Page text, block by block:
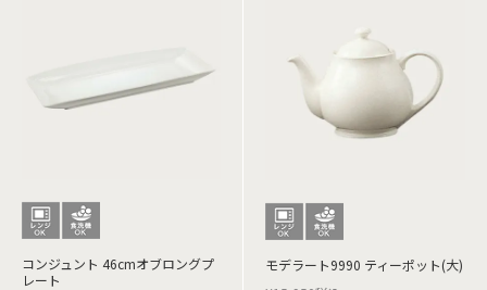
コンジュント 46cmオブロングプ
レート
モデラート9990 ティーポット(大)